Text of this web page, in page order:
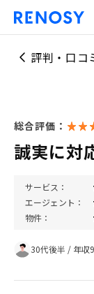
評判・口コ
総合評価：
誠実に対
サービス：
エージェント：
物件：
30代後半 / 年収